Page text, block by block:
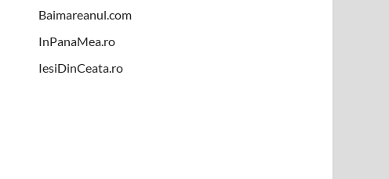
Baimareanul.com
InPanaMea.ro
IesiDinCeata.ro